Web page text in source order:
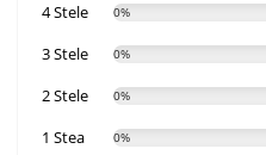
4 Stele 0%
3 Stele 0%
2 Stele 0%
1 Stea 0%